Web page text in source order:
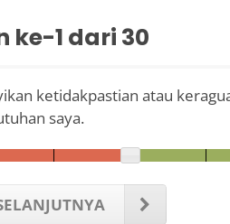
ke-1 dari 30
ketidakpastian atau
saya.